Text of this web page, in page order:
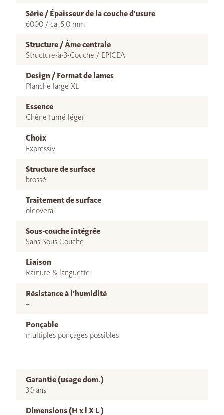
Série / Épaisseur de la couche d'usure
6000 / ca. 5,0 mm
Structure / Âme centrale
Structure-à-3-Couche / EPICEA
Design / Format de lames
Planche large XL
Essence
Chêne fumé léger
Choix
Expressiv
Structure de surface
brossé
Traitement de surface
oleovera
Sous-couche intégrée
Sans Sous Couche
Liaison
Rainure & languette
Résistance à l’humidité
–
Ponçable
multiples ponçages possibles
Garantie (usage dom.)
30 ans
Dimensions (H x l X L )